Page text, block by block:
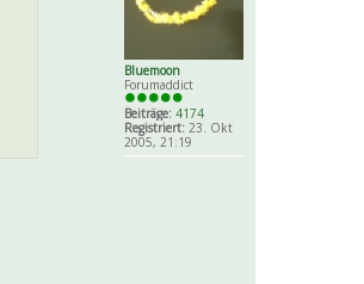
Bluemoon
Forumaddict
Beiträge: 4174
Registriert: 23. Okt
2005, 21:19